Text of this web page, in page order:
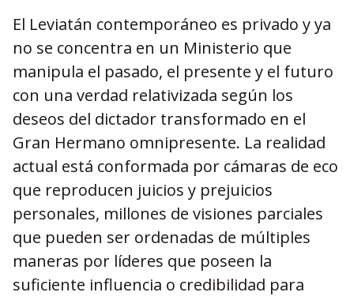
El Leviatán contemporáneo es privado y ya
no se concentra en un Ministerio que
manipula el pasado, el presente y el futuro
con una verdad relativizada según los
deseos del dictador transformado en el
Gran Hermano omnipresente. La realidad
actual está conformada por cámaras de eco
que reproducen juicios y prejuicios
personales, millones de visiones parciales
que pueden ser ordenadas de múltiples
maneras por líderes que poseen la
suficiente influencia o credibilidad para